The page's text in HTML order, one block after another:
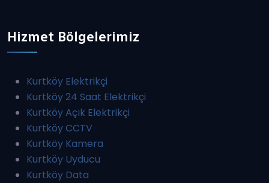
Hizmet Bölgelerimiz
Kurtköy Elektrikçi
Kurtköy 24 Saat Elektrikçi
Kurtköy Açık Elektrikçi
Kurtköy CCTV
Kurtköy Kamera
Kurtköy Uyducu
Kurtköy Data